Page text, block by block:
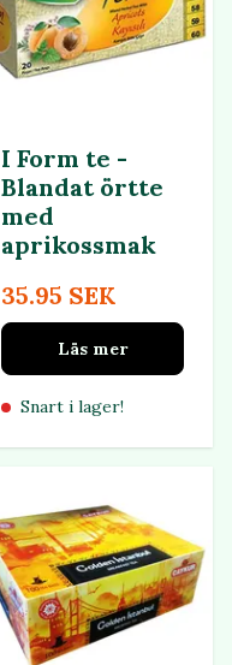
I Form te -
Blandat örtte
med
aprikossmak
35.95 SEK
Läs mer
Snart i lager!